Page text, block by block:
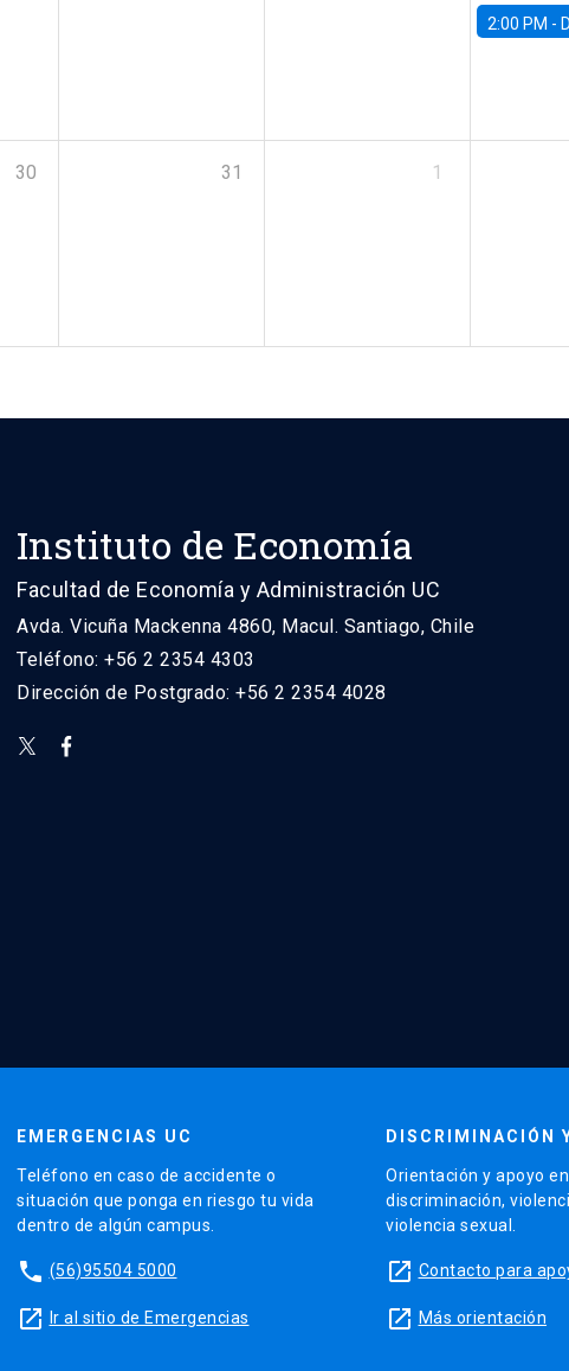
2:00 PM -
30 31 1
Instituto de Economía
Facultad de Economía y Administración UC
Avda. Vicuña Mackenna 4860, Macul. Santiago, Chile
Teléfono: +56 2 2354 4303
Dirección de Postgrado: +56 2 2354 4028
EMERGENCIAS UC
Teléfono en caso de accidente o
situación que ponga en riesgo tu vida
dentro de algún campus.
phone (56)95504 5000
launch Ir al sitio de Emergencias
DISCRIMINACIÓN
Orientación y apoyo
discriminación,
violencia sexual.
launch Contacto para
launch Más orientación